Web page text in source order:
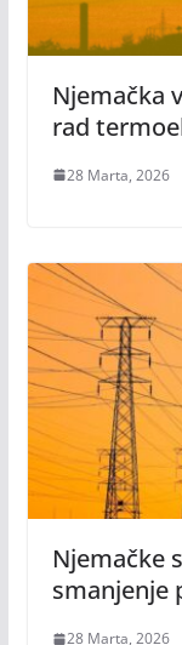
Njemačka
rad
28 Marta, 2026
Njemačke
smanjenje
28 Marta, 2026